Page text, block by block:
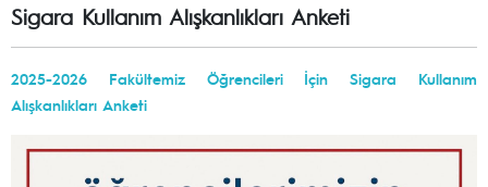
Sigara Kullanım Alışkanlıkları Anketi
2025-2026 Fakültemiz Öğrencileri İçin Sigara Kullanım
Alışkanlıkları Anketi